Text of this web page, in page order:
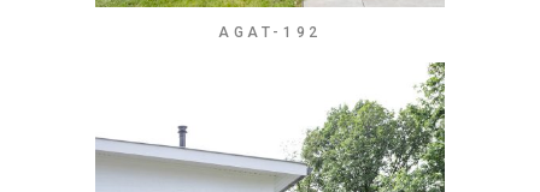
AGAT-192